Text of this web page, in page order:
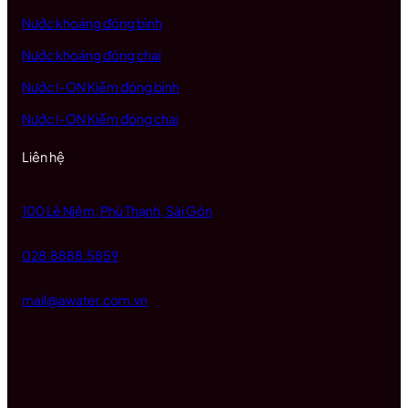
Nước khoáng đóng bình
Nước khoáng đóng chai
Nước I-ON Kiềm đóng bình
Nước I-ON Kiềm đóng chai
Liên hệ
100 Lê Niệm, Phú Thạnh, Sài Gòn
028.8888.5859
mail@awater.com.vn